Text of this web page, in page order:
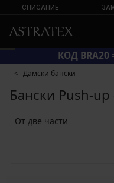
СПИСАНИЕ
КОД
Дамски бански
Бански Push-
От две части